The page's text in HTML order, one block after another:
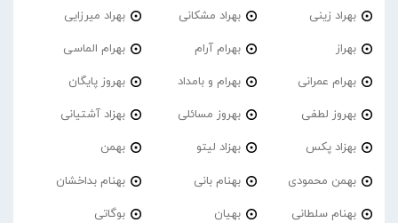
بهراد زینی بهراد مشکانی بهراد میرزایی
بهراز بهرام آرام بهرام الماسی
بهرام عمرانی بهرام و بامداد بهروز پایگان
بهروز لطفی بهروز مسائلی بهزاد آشتیانی
بهزاد پکس بهزاد لیتو بهمن
بهمن محمودی بهنام بانی بهنام بداخشان
بهنام سلطانی بهیان بوگاتی